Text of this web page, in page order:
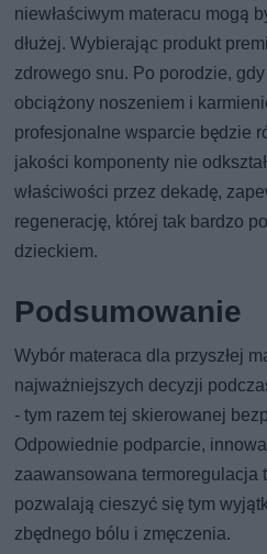
niewłaściwym materacu mogą
dłużej. Wybierając produkt
zdrowego snu. Po porodzie, gdy
obciążony noszeniem i
profesjonalne wsparcie będzie
jakości komponenty nie
właściwości przez dekadę,
regenerację, której tak bardzo
dzieckiem.
Podsumowanie
Wybór materaca dla przyszłej
najważniejszych decyzji
- tym razem tej skierowanej
Odpowiednie podparcie,
zaawansowana termoregulacja
pozwalają cieszyć się tym
zbędnego bólu i zmęczenia.